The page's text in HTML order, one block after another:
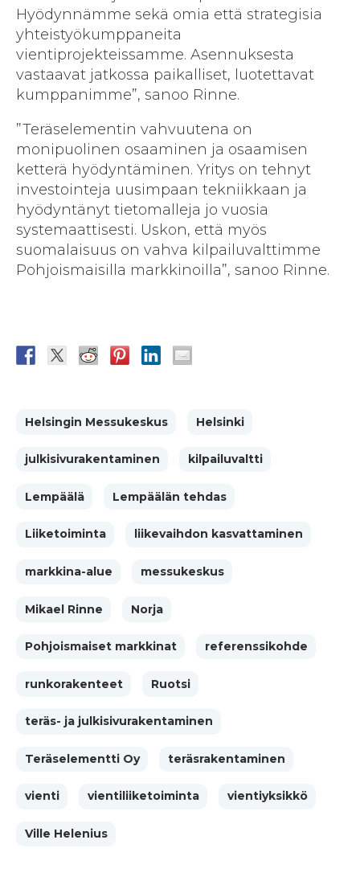
Hyödynnämme sekä omia että strategisia
yhteistyökumppaneita
vientiprojekteissamme. Asennuksesta
vastaavat jatkossa paikalliset, luotettavat
kumppanimme”, sanoo Rinne.
”Teräselementin vahvuutena on
monipuolinen osaaminen ja osaamisen
ketterä hyödyntäminen. Yritys on tehnyt
investointeja uusimpaan tekniikkaan ja
hyödyntänyt tietomalleja jo vuosia
systemaattisesti. Uskon, että myös
suomalaisuus on vahva kilpailuvalttimme
Pohjoismaisilla markkinoilla”, sanoo Rinne.
Helsingin Messukeskus Helsinki
julkisivurakentaminen kilpailuvaltti
Lempäälä Lempäälän tehdas
Liiketoiminta liikevaihdon kasvattaminen
markkina-alue messukeskus
Mikael Rinne Norja
Pohjoismaiset markkinat referenssikohde
runkorakenteet Ruotsi
teräs- ja julkisivurakentaminen
Teräselementti Oy teräsrakentaminen
vienti vientiliiketoiminta vientiyksikkö
Ville Helenius